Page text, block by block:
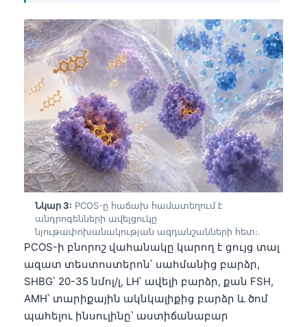
Նկար 3: PCOS-ը հաճախ համատեղում է
անդրոգենների ավելցուկը
նյութափոխանակության ազդանշանների հետ։.
PCOS-ի բնորոշ վահանակը կարող է ցույց տալ
ազատ տեստոստերոն՝ սահմանից բարձր,
SHBG՝ 20-35 նմոլ/լ, LH՝ ավելի բարձր, քան FSH,
AMH՝ տարիքային ակնկալիքից բարձր և ծոմ
պահելու ինսուլինը՝ աստիճանաբար